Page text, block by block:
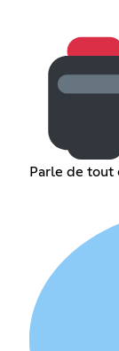
Parle de tout